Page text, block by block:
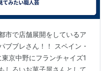
市で店舗展開をしているア
ブブレさん！！ スペイン・
京中野にフランチャイズ1